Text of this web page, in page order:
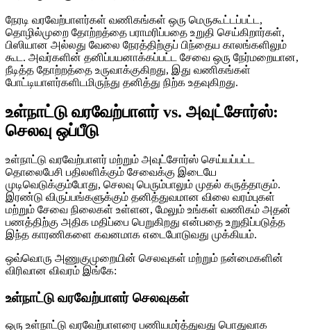
நேரடி வரவேற்பாளர்கள் வணிகங்கள் ஒரு மெருகூட்டப்பட்ட,
தொழில்முறை தோற்றத்தை பராமரிப்பதை உறுதி செய்கிறார்கள்,
பிஸியான அல்லது வேலை நேரத்திற்குப் பிந்தைய காலங்களிலும்
கூட. அவர்களின் தனிப்பயனாக்கப்பட்ட சேவை ஒரு நேர்மறையான,
நீடித்த தோற்றத்தை உருவாக்குகிறது, இது வணிகங்கள்
போட்டியாளர்களிடமிருந்து தனித்து நிற்க உதவுகிறது.
உள்நாட்டு வரவேற்பாளர் vs. அவுட்சோர்ஸ்:
செலவு ஒப்பீடு
உள்நாட்டு வரவேற்பாளர் மற்றும் அவுட்சோர்ஸ் செய்யப்பட்ட
தொலைபேசி பதிலளிக்கும் சேவைக்கு இடையே
முடிவெடுக்கும்போது, செலவு பெரும்பாலும் முதல் கருத்தாகும்.
இரண்டு விருப்பங்களுக்கும் தனித்துவமான விலை வரம்புகள்
மற்றும் சேவை நிலைகள் உள்ளன, மேலும் உங்கள் வணிகம் அதன்
பணத்திற்கு அதிக மதிப்பை பெறுகிறது என்பதை உறுதிப்படுத்த
இந்த காரணிகளை கவனமாக எடைபோடுவது முக்கியம்.
ஒவ்வொரு அணுகுமுறையின் செலவுகள் மற்றும் நன்மைகளின்
விரிவான விவரம் இங்கே:
உள்நாட்டு வரவேற்பாளர் செலவுகள்
ஒரு உள்நாட்டு வரவேற்பாளரை பணியமர்த்துவது பொதுவாக